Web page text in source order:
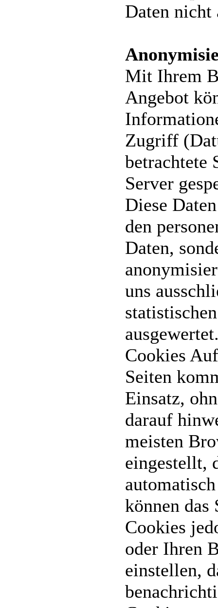
Daten
Mit Ihrem
Angebot
Zugriff
betrachtete
Server
Diese
den
Daten,
uns
Cookies
Seiten
Einsatz,
darauf
meisten
eingestellt,
können das
Cookies
oder Ihren
einstellen,